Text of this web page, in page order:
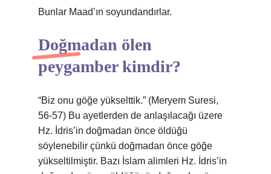
Bunlar Maad’ın soyundandırlar.
Doğmadan ölen
peygamber kimdir?
“Biz onu göğe yükselttik.” (Meryem Suresi,
56-57) Bu ayetlerden de anlaşılacağı üzere
Hz. İdris’in doğmadan önce öldüğü
söylenebilir çünkü doğmadan önce göğe
yükseltilmiştir. Bazı İslam alimleri Hz. İdris’in